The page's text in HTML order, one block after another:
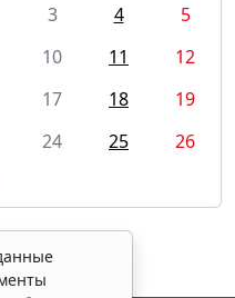
3 4
5
10 11
12
17 18
19
24 25
26